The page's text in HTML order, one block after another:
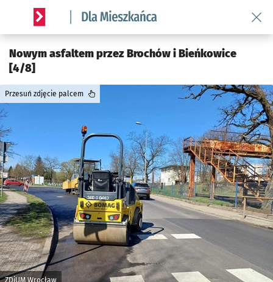
Serwis informacyjny wroclaw.pl podserwis: Dla mieszkańca
Nowym asfaltem przez Brochów i Bieńkowice
[4/8]
ZDiUM Wrocław
Przesuń zdjęcie palcem